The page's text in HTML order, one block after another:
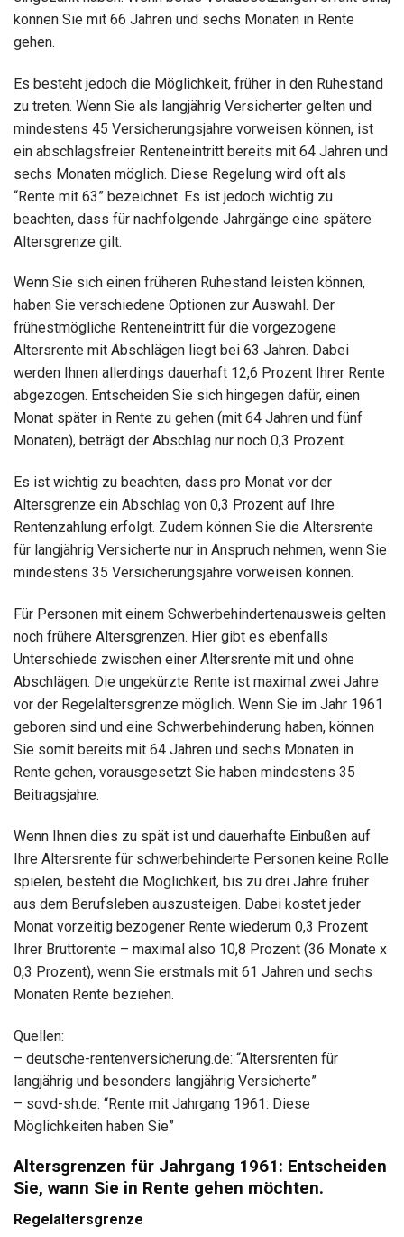
können Sie mit 66 Jahren und sechs Monaten in Rente
gehen.
Es besteht jedoch die Möglichkeit, früher in den Ruhestand
zu treten. Wenn Sie als langjährig Versicherter gelten und
mindestens 45 Versicherungsjahre vorweisen können, ist
ein abschlagsfreier Renteneintritt bereits mit 64 Jahren und
sechs Monaten möglich. Diese Regelung wird oft als
“Rente mit 63” bezeichnet. Es ist jedoch wichtig zu
beachten, dass für nachfolgende Jahrgänge eine spätere
Altersgrenze gilt.
Wenn Sie sich einen früheren Ruhestand leisten können,
haben Sie verschiedene Optionen zur Auswahl. Der
frühestmögliche Renteneintritt für die vorgezogene
Altersrente mit Abschlägen liegt bei 63 Jahren. Dabei
werden Ihnen allerdings dauerhaft 12,6 Prozent Ihrer Rente
abgezogen. Entscheiden Sie sich hingegen dafür, einen
Monat später in Rente zu gehen (mit 64 Jahren und fünf
Monaten), beträgt der Abschlag nur noch 0,3 Prozent.
Es ist wichtig zu beachten, dass pro Monat vor der
Altersgrenze ein Abschlag von 0,3 Prozent auf Ihre
Rentenzahlung erfolgt. Zudem können Sie die Altersrente
für langjährig Versicherte nur in Anspruch nehmen, wenn Sie
mindestens 35 Versicherungsjahre vorweisen können.
Für Personen mit einem Schwerbehindertenausweis gelten
noch frühere Altersgrenzen. Hier gibt es ebenfalls
Unterschiede zwischen einer Altersrente mit und ohne
Abschlägen. Die ungekürzte Rente ist maximal zwei Jahre
vor der Regelaltersgrenze möglich. Wenn Sie im Jahr 1961
geboren sind und eine Schwerbehinderung haben, können
Sie somit bereits mit 64 Jahren und sechs Monaten in
Rente gehen, vorausgesetzt Sie haben mindestens 35
Beitragsjahre.
Wenn Ihnen dies zu spät ist und dauerhafte Einbußen auf
Ihre Altersrente für schwerbehinderte Personen keine Rolle
spielen, besteht die Möglichkeit, bis zu drei Jahre früher
aus dem Berufsleben auszusteigen. Dabei kostet jeder
Monat vorzeitig bezogener Rente wiederum 0,3 Prozent
Ihrer Bruttorente – maximal also 10,8 Prozent (36 Monate x
0,3 Prozent), wenn Sie erstmals mit 61 Jahren und sechs
Monaten Rente beziehen.
Quellen:
– deutsche-rentenversicherung.de: “Altersrenten für
langjährig und besonders langjährig Versicherte”
– sovd-sh.de: “Rente mit Jahrgang 1961: Diese
Möglichkeiten haben Sie”
Altersgrenzen für Jahrgang 1961: Entscheiden
Sie, wann Sie in Rente gehen möchten.
Regelaltersgrenze